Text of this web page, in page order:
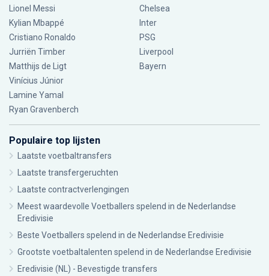
Lionel Messi
Kylian Mbappé
Cristiano Ronaldo
Jurriën Timber
Matthijs de Ligt
Vinícius Júnior
Lamine Yamal
Ryan Gravenberch
Chelsea
Inter
PSG
Liverpool
Bayern
Populaire top lijsten
Laatste voetbaltransfers
Laatste transfergeruchten
Laatste contractverlengingen
Meest waardevolle Voetballers spelend in de Nederlandse
Eredivisie
Beste Voetballers spelend in de Nederlandse Eredivisie
Grootste voetbaltalenten spelend in de Nederlandse Eredivisie
Eredivisie (NL) - Bevestigde transfers